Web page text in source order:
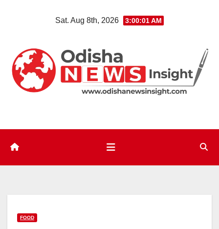
Sat. Aug 8th, 2026 3:00:02 AM
FOOD